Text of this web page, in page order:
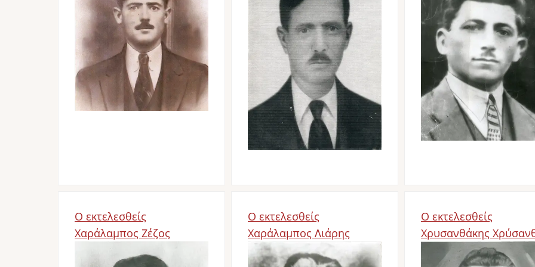
Ο εκτελεσθείς
Χαράλαμπος Ζέζος
Ο εκτελεσθείς
Χαράλαμπος Λιάρης
Image
Ο εκτελεσθείς
Χρυσανθάκης
Image